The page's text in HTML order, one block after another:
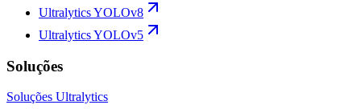
Ultralytics YOLOv8
Ultralytics YOLOv5
Soluções
Soluções Ultralytics